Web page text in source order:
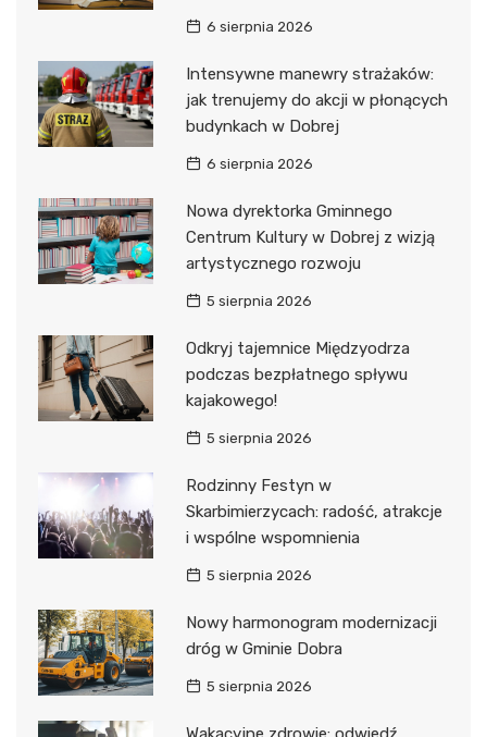
6 sierpnia 2026
Intensywne manewry strażaków:
jak trenujemy do akcji w płonących
budynkach w Dobrej
6 sierpnia 2026
Nowa dyrektorka Gminnego
Centrum Kultury w Dobrej z wizją
artystycznego rozwoju
5 sierpnia 2026
Odkryj tajemnice Międzyodrza
podczas bezpłatnego spływu
kajakowego!
5 sierpnia 2026
Rodzinny Festyn w
Skarbimierzycach: radość, atrakcje
i wspólne wspomnienia
5 sierpnia 2026
Nowy harmonogram modernizacji
dróg w Gminie Dobra
5 sierpnia 2026